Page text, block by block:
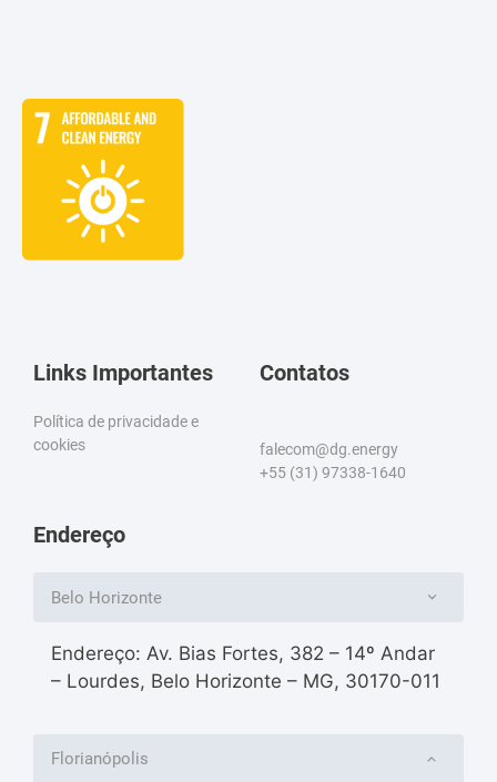
Links Importantes
Política de privacidade e
cookies
Contatos
falecom@dg.energy
+55 (31) 97338-1640
Endereço
Belo Horizonte
Endereço: Av. Bias Fortes, 382 – 14º Andar
– Lourdes, Belo Horizonte – MG, 30170-011
Florianópolis